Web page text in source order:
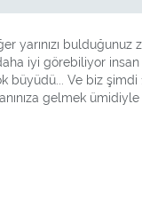
yarınızı
iyi görebiliyor insan
büyüdü... Ve biz şimdi
gelmek ümidiyle